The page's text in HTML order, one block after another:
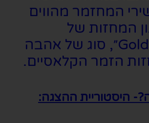
המחזמר מהווים
המחזות של
ה-״Golden Age״, סוג של אהבה
הזמר הקלאסיים.
היסטוריית ההצגה: